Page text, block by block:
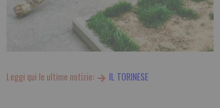
Leggi qui le ultime notizie: IL TORINESE